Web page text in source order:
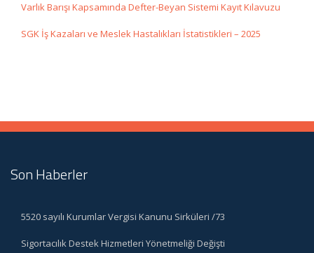
Varlık Barışı Kapsamında Defter-Beyan Sistemi Kayıt Kılavuzu
SGK İş Kazaları ve Meslek Hastalıkları İstatistikleri – 2025
Son Haberler
5520 sayılı Kurumlar Vergisi Kanunu Sirküleri /73
Sigortacılık Destek Hizmetleri Yönetmeliği Değişti